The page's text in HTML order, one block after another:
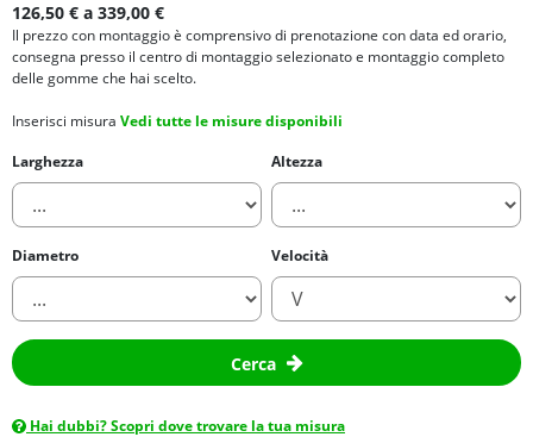
126,50 € a 339,00 €
Il prezzo con montaggio è comprensivo di prenotazione con data ed orario,
consegna presso il centro di montaggio selezionato e montaggio completo
delle gomme che hai scelto.
Inserisci misura Vedi tutte le misure disponibili
Larghezza
Altezza
Diametro Velocità
Cerca
Hai dubbi? Scopri dove trovare la tua misura